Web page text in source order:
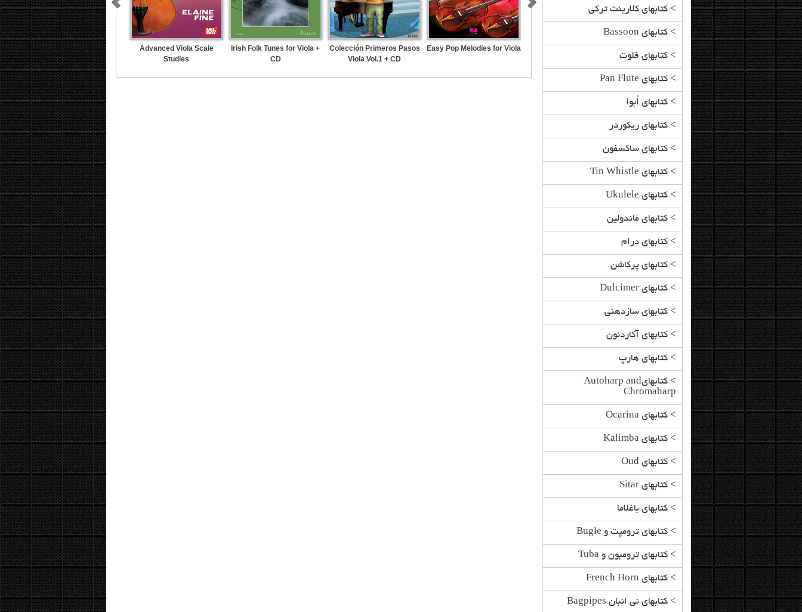
>کتابهای کلارینت ترکی
>کتابهای Bassoon
>کتابهای فلوت
>کتابهای Pan Flute
>کتابهای اُبوا
>کتابهای ریکوردر
>کتابهای ساکسفون
>کتابهای Tin Whistle
>کتابهای Ukulele
>کتابهای ماندولین
>کتابهای درام
>کتابهای پرکاشن
>کتابهای Dulcimer
>کتابهای سازدهنی
>کتابهای آکاردئون
>کتابهای هارپ
>
کتابهایAutoharp and
Chromaharp
>کتابهای Ocarina
>کتابهای Kalimba
>کتابهای Oud
>کتابهای Sitar
>کتابهای باغلاما
>کتابهای ترومپت و Bugle
>کتابهای ترومبون و Tuba
>کتابهای French Horn
>کتابهای نی انبان Bagpipes
Advanced Viola Scale
Studies
Irish Folk Tunes for Viola +
CD
Colección Primeros Pasos
Viola Vol.1 + CD
Easy Pop Melodies for Viola
Songbook + CD
Scales for Advanced Violists